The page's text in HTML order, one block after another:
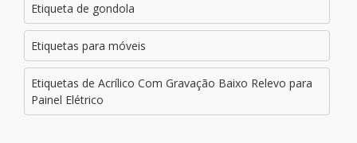
Etiqueta de gondola
Etiquetas para móveis
Etiquetas de Acrílico Com Gravação Baixo Relevo para
Painel Elétrico